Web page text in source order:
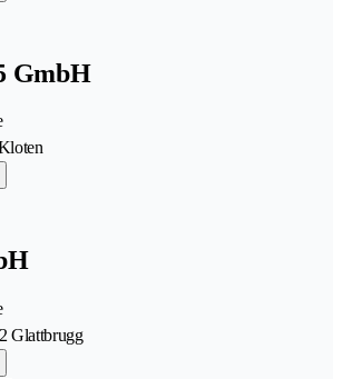
GmbH
Glattbrugg